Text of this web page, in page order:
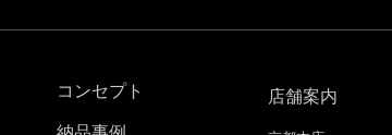
コンセプト
店舗案内